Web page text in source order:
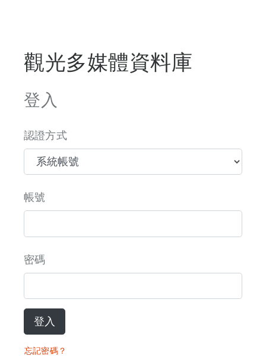
觀光多媒體資料庫
登入
認證方式
帳號
密碼
登入
忘記密碼？